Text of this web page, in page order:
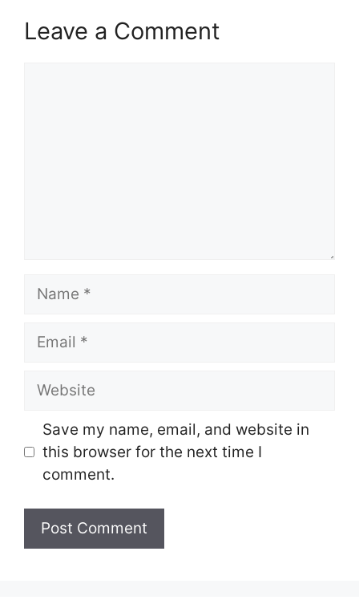
Leave a Comment
Name
Email
Website
Save my name, email, and website in
this browser for the next time I
comment.